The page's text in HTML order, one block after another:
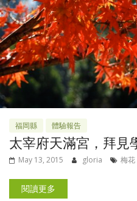
福岡縣 體驗報告
太宰府天滿宮，拜見
May 13, 2015 gloria 梅花
閱讀更多